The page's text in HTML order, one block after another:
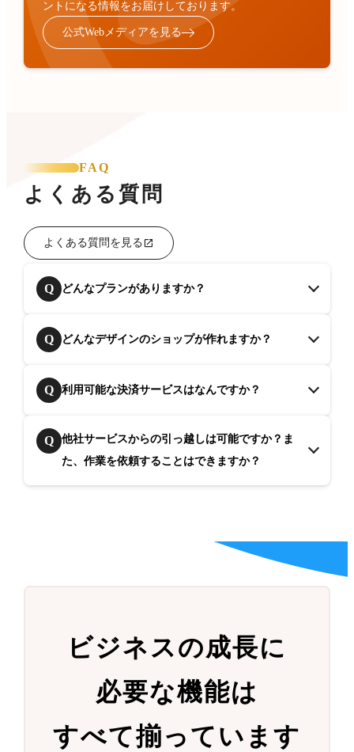
ントになる情報をお届けしております。
公式Webメディアを見る
FAQ
よくある質問
よくある質問を見る
Q どんなプランがありますか？
Q どんなデザインのショップが作れますか？
Q 利用可能な決済サービスはなんですか？
Q
他社サービスからの引っ越しは可能ですか？ま
た、作業を依頼することはできますか？
ビジネスの成長に
必要な機能は
すべて揃っています